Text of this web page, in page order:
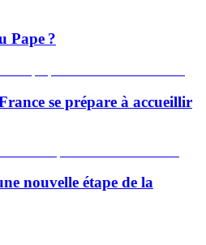
Pape ?
se prépare à accueillir
nouvelle étape de la